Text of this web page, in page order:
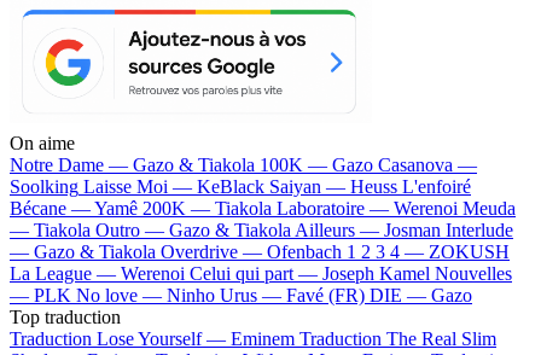
On aime
Notre Dame — Gazo & Tiakola 100K — Gazo Casanova —
Soolking Laisse Moi — KeBlack Saiyan — Heuss L'enfoiré
Bécane —Yamê 200K — Tiakola Laboratoire — Werenoi Meuda
— Tiakola Outro — Gazo & Tiakola Ailleurs — Josman Interlude
— Gazo & Tiakola Overdrive — Ofenbach 1 2 3 4 — ZOKUSH
La League — Werenoi Celui qui part — Joseph Kamel Nouvelles
— PLK No love — Ninho Urus — Favé (FR) DIE — Gazo
Top traduction
Traduction Lose Yourself — Eminem Traduction The Real Slim